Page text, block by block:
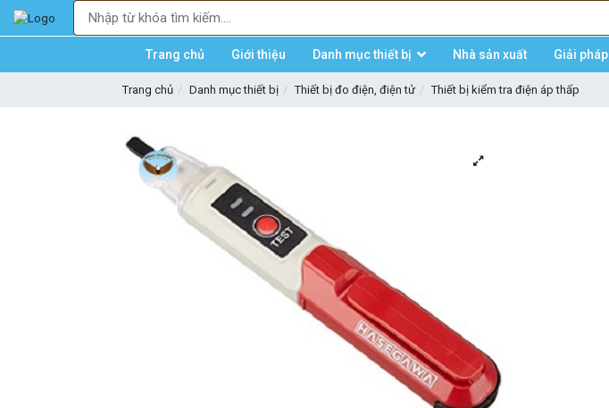
Trang chủ Giới thiệu Danh mục thiết bị Nhà sản xuất Giải pháp
Trang chủ Danh mục thiết bị Thiết bị đo điện, điện tử Thiết bị kiểm tra điện áp thấp